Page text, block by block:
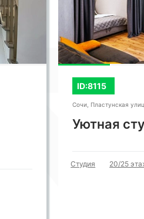
ID:8115
Сочи, Пластунская
Уютная
Студия 20/25